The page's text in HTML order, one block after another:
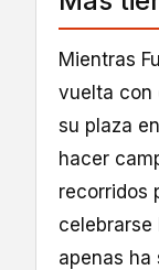
Mientras
vuelta con
su plaza
hacer
recorridos
celebrarse
apenas ha